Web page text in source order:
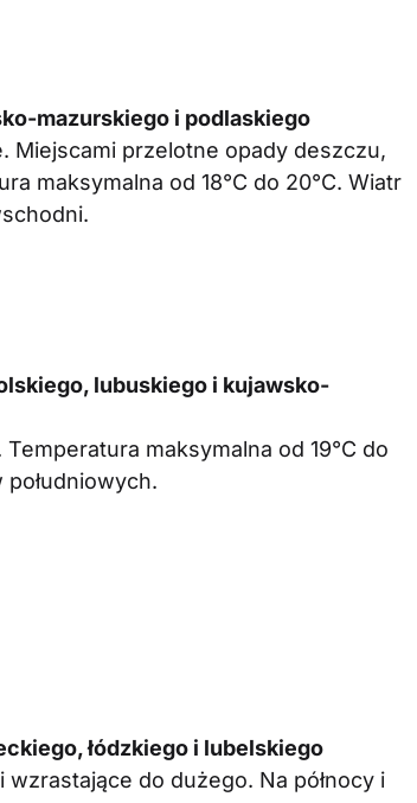
mazurskiego i podlaskiego
Miejscami przelotne opady deszczu,
maksymalna od 18°C do 20°C. Wiatr
lubuskiego i kujawsko-
maksymalna od 19°C do
południowych.
łódzkiego i lubelskiego
do dużego. Na północy i